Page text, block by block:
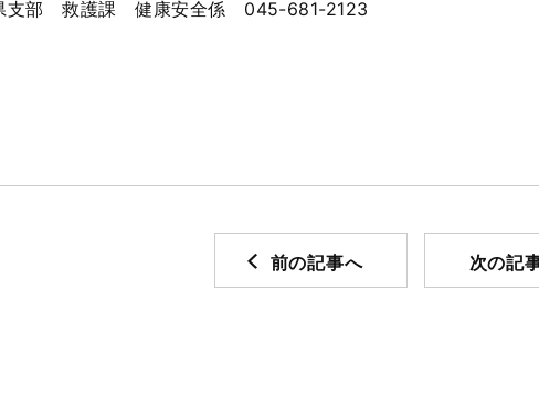
支部 救護課 健康安全係 045-681-2123
前の記事へ 次の記